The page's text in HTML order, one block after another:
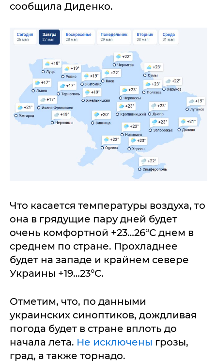
сообщила Диденко.
Что касается температуры воздуха, то
она в грядущие пару дней будет
очень комфортной +23…26°C днем в
среднем по стране. Прохладнее
будет на западе и крайнем севере
Украины +19…23°C.
Отметим, что, по данными
украинских синоптиков, дождливая
погода будет в стране вплоть до
начала лета. Не исключены грозы,
град, а также торнадо.